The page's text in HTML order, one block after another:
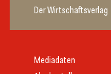
Der Wirtschaftsverlag
Mediadaten